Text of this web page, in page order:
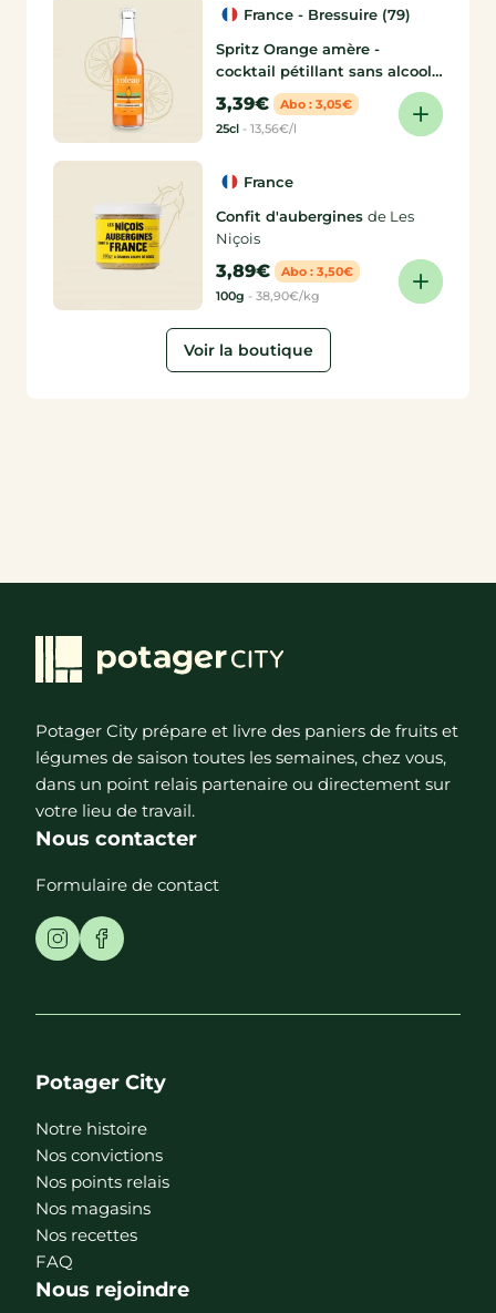
France - Bressuire (79)
Spritz Orange amère -
cocktail pétillant sans alcool
25 cL de Yoleau
3,39€
Abo : 3,05€
25cl - 13,56€/l
France
Confit d'aubergines de Les
Niçois
3,89€
Abo : 3,50€
100g - 38,90€/kg
Voir la boutique
Potager City prépare et livre des paniers de fruits et
légumes de saison toutes les semaines, chez vous,
dans un point relais partenaire ou directement sur
votre lieu de travail.
Nous contacter
Formulaire de contact
Potager City
Notre histoire
Nos convictions
Nos points relais
Nos magasins
Nos recettes
FAQ
Nous rejoindre